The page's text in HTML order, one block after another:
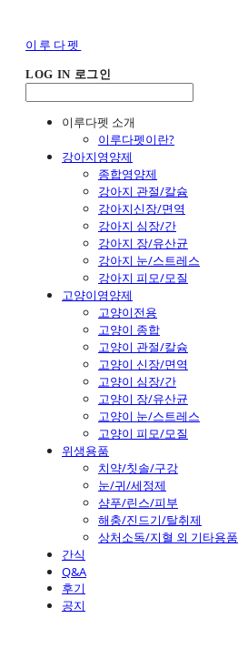
이루다펫
LOG IN 로그인
이루다펫 소개
이루다펫이란?
강아지영양제
종합영양제
강아지 관절/칼슘
강아지신장/면역
강아지 심장/간
강아지 장/유산균
강아지 눈/스트레스
강아지 피모/모질
고양이영양제
고양이전용
고양이 종합
고양이 관절/칼슘
고양이 신장/면역
고양이 심장/간
고양이 장/유산균
고양이 눈/스트레스
고양이 피모/모질
위생용품
치약/칫솔/구강
눈/귀/세정제
샴푸/린스/피부
해충/진드기/탈취제
상처소독/지혈 외 기타용품
간식
Q&A
후기
공지